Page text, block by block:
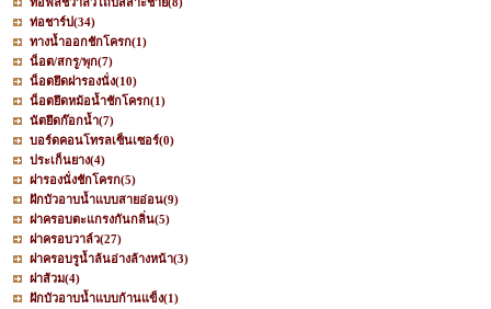
ท่อชาร์ป(34)
ทางน้ำออกชักโครก(1)
น็อต/สกรู/พุก(7)
น็อตยึดฝารองนั่ง(10)
น็อตยึดหม้อน้ำชักโครก(1)
นัตยึดก๊อกน้ำ(7)
บอร์ดคอนโทรลเซ็นเซอร์(0)
ประเก็นยาง(4)
ฝารองนั่งชักโครก(5)
ฝักบัวอาบน้ำแบบสายอ่อน(9)
ฝาครอบตะแกรงกันกลิ่น(5)
ฝาครอบวาล์ว(27)
ฝาครอบรูน้ำล้นอ่างล้างหน้า(3)
ฝาส้วม(4)
ฝักบัวอาบน้ำแบบก้านแข็ง(1)